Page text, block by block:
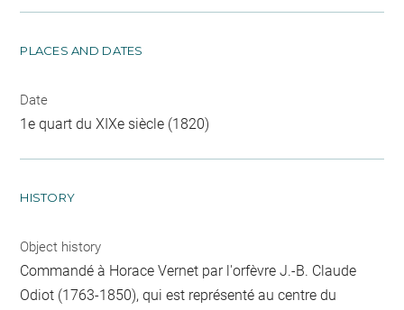
PLACES AND DATES
Date
1e quart du XIXe siècle (1820)
HISTORY
Object history
Commandé à Horace Vernet par l'orfèvre J.-B. Claude
Odiot (1763-1850), qui est représenté au centre du